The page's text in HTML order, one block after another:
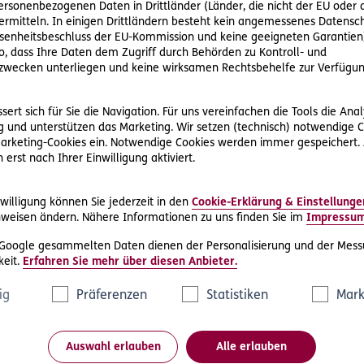
Daten in Drittländer (Länder, die nicht der EU oder
In einigen Drittländern besteht kein angemessenes
der EU-Kommission und keine geeigneten
dass Ihre Daten dem Zugriff durch Behörden zu Kontroll- und
unterliegen und keine wirksamen Rechtsbehelfe zur
sich für Sie die Navigation. Für uns vereinfachen die Tools die
und unterstützen das Marketing. Wir setzen (technisch) notwendige
Cookies ein. Notwendige Cookies werden immer
erst nach Ihrer Einwilligung aktiviert.
können Sie jederzeit in den Cookie-Erklärung &
ändern. Nähere Informationen zu uns finden Sie im
gesammelten Daten dienen der Personalisierung und der
Erfahren Sie mehr über diesen Anbieter.
Präferenzen Statistiken
Auswahl erlauben Alle erlauben
organisiert – finden sich vor allem Bücher. Keines davon
Eco, verschiedene Reisereportagen. „Ja, das gefällt mir.
„Das zieht sich durch mein Leben. Was ich gemacht habe,
muss ich schon wieder hackeln. Ich war mein ganzes Leben
Genauso war es in allen anderen Dingen. Ich hab es
dass sich besonders langlebige Menschen wesentlich
eine Frage, welchen Sport ein 100-Jähriger betreibt:
„Ich
machen wir einen Wettbewerb – die anderen zwei alten
(Dr. Mario Marinez/biocognitive.com)
waren 90 und 91. Der Punkt ist, dass sich der 100-
erkennt man bereits sehr viel früher im Leben.
schon 50 war. Und auch jemanden, der mit 60 mental